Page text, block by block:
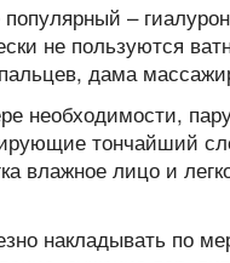
–
не пользуются
дама
необходимости,
тончайший
влажное лицо и
накладывать по